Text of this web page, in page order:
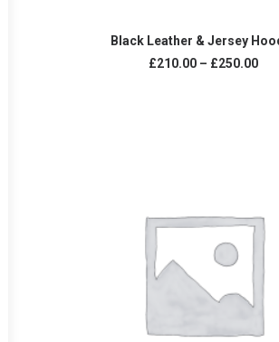
VER PRODUCTOS
Black Leather & Jersey
£210.00– £250.00